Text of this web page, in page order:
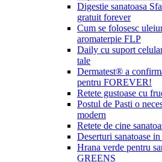
Digestie sanatoasa
gratuit forever
Cum se folosesc
aromaterpie FLP
Daily cu suport
tale
Dermatest® a
pentru FOREVER!
Retete gustoase cu
Postul de Pasti o
modern
Retete de cine
Deserturi sanatoase
Hrana verde pentru
GREENS